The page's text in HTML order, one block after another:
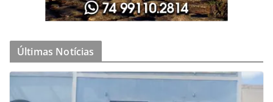
Últimas Notícias